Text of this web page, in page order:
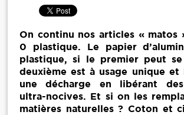
On continu nos articles «
0 plastique. Le papier
plastique, si le premier peut
deuxième est à usage unique et
une décharge en libérant des
ultra-nocives. Et si on les
matières naturelles ? Coton et